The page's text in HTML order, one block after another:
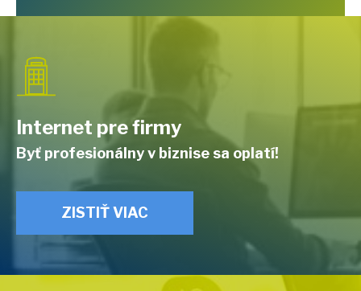
Internet pre firmy
Byť profesionálny v biznise sa oplatí!
ZISTIŤ VIAC